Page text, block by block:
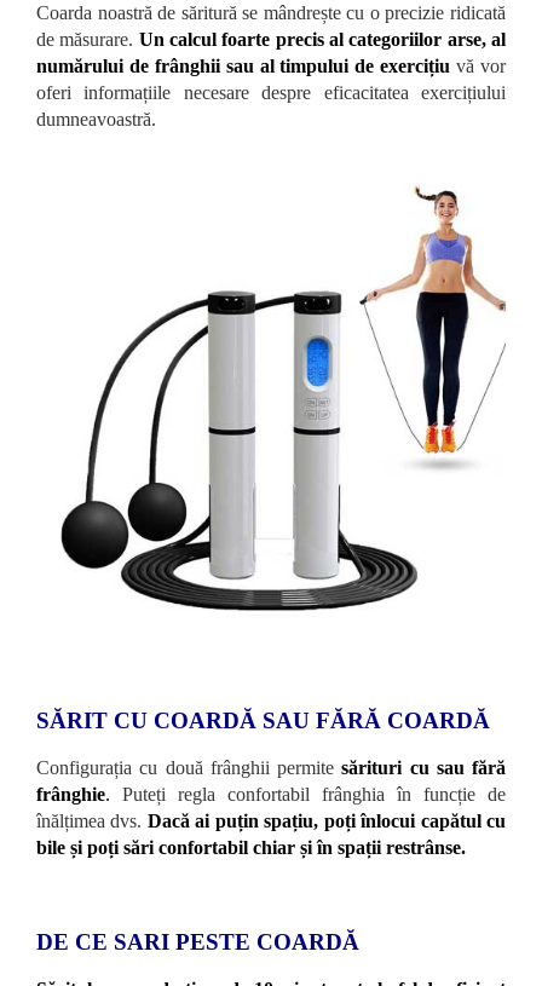
Coarda noastră de săritură se mândrește cu o precizie ridicată
de măsurare. Un calcul foarte precis al categoriilor arse, al
numărului de frânghii sau al timpului de exercițiu vă vor
oferi informațiile necesare despre eficacitatea exercițiului
dumneavoastră.
SĂRIT CU COARDĂ SAU FĂRĂ COARDĂ
Configurația cu două frânghii permitesărituri cu sau fără
frânghie. Puteți regla confortabil frânghia în funcție de
înălțimea dvs. Dacă ai puțin spațiu, poți înlocui capătul cu
bile și poți sări confortabil chiar și în spații restrânse.
DE CE SARI PESTE COARDĂ